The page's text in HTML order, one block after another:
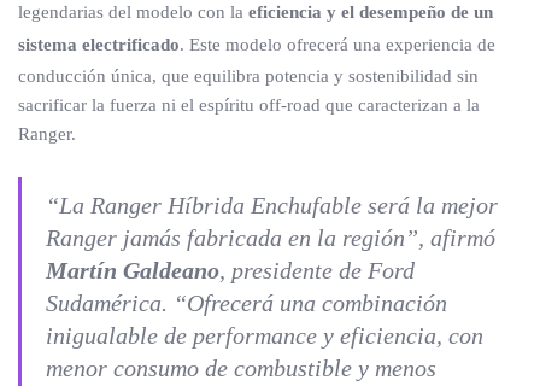
legendarias del modelo con la eficiencia y el desempeño de un
sistema electrificado. Este modelo ofrecerá una experiencia de
conducción única, que equilibra potencia y sostenibilidad sin
sacrificar la fuerza ni el espíritu off-road que caracterizan a la
Ranger.
“La Ranger Híbrida Enchufable será la mejor
Ranger jamás fabricada en la región”, afirmó
Martín Galdeano, presidente de Ford
Sudamérica. “Ofrecerá una combinación
inigualable de performance y eficiencia, con
menor consumo de combustible y menos